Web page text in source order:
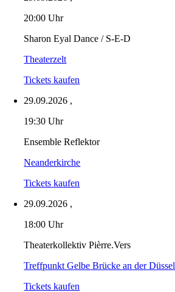
20:00 Uhr
Sharon Eyal Dance / S-E-D
Theaterzelt
Tickets kaufen
29.09.2026 ,
19:30 Uhr
Ensemble Reflektor
Neanderkirche
Tickets kaufen
29.09.2026 ,
18:00 Uhr
Theaterkollektiv Pièrre.Vers
Treffpunkt Gelbe Brücke an der Düssel
Tickets kaufen